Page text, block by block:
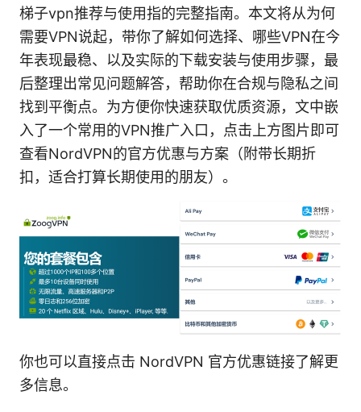
梯子vpn推荐与使用指的完整指南。本文将从为何
需要VPN说起，带你了解如何选择、哪些VPN在今
年表现最稳、以及实际的下载安装与使用步骤，最
后整理出常见问题解答，帮助你在合规与隐私之间
找到平衡点。为方便你快速获取优质资源，文中嵌
入了一个常用的VPN推广入口，点击上方图片即可
查看NordVPN的官方优惠与方案（附带长期折
扣，适合打算长期使用的朋友）。
你也可以直接点击 NordVPN 官方优惠链接了解更
多信息。